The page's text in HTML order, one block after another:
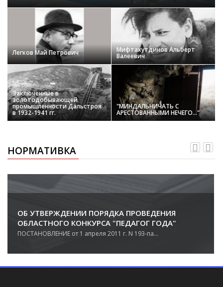
Легков Май Петрович Мифтахутдинов Альберт
Валеевич
Заключенные в
золотодобывающей
промышленности Дальстроя
в 1932-1941 гг.
"МИНДАЛЬНИЧАТЬ С
АРЕСТОВАННЫМИ НЕЧЕГО..."
НОРМАТИВКА
ОБ УТВЕРЖДЕНИИ ПОРЯДКА ПРОВЕДЕНИЯ
ОБЛАСТНОГО КОНКУРСА "ПЕДАГОГ ГОДА"
ПОСТАНОВЛЕНИЕ от 1 апреля 2011 г. N 193-па...